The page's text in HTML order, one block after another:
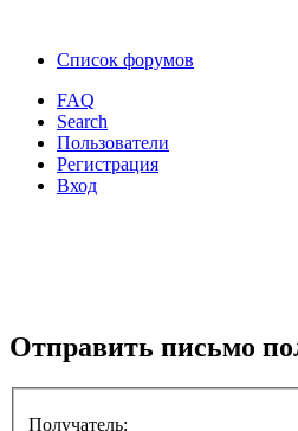
Список форумов
FAQ
Search
Пользователи
Регистрация
Вход
Отправить письмо
Получатель: